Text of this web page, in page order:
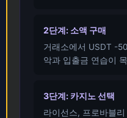
2단계: 소액 구매
거래소에서 USDT -
악과 입출금 연습이
3단계: 카지노 선택
라이선스, 프로바블